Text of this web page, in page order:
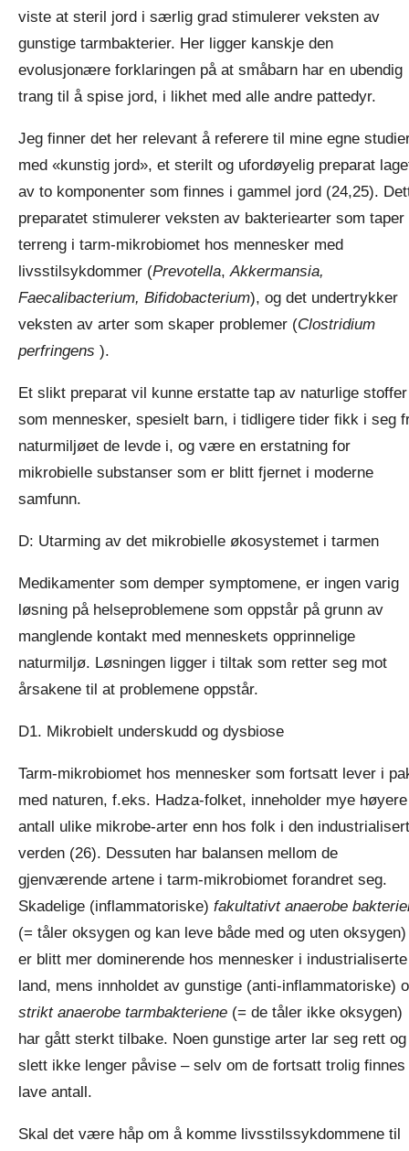
viste at steril jord i særlig grad stimulerer veksten av
gunstige tarmbakterier. Her ligger kanskje den
evolusjonære forklaringen på at småbarn har en ubendig
trang til å spise jord, i likhet med alle andre pattedyr.
Jeg finner det her relevant å referere til mine egne
med «kunstig jord», et sterilt og ufordøyelig preparat
av to komponenter som finnes i gammel jord (24,25).
preparatet stimulerer veksten av bakteriearter som taper
terreng i tarm-mikrobiomet hos mennesker med
livsstilsykdommer (Prevotella,Akkermansia,
Faecalibacterium, Bifidobacterium), og det undertrykker
veksten av arter som skaper problemer (Clostridium
perfringens ).
Et slikt preparat vil kunne erstatte tap av naturlige stoffer
som mennesker, spesielt barn, i tidligere tider fikk i seg
naturmiljøet de levde i, og være en erstatning for
mikrobielle substanser som er blitt fjernet i moderne
samfunn.
D: Utarming av det mikrobielle økosystemet i tarmen
Medikamenter som demper symptomene, er ingen varig
løsning på helseproblemene som oppstår på grunn av
manglende kontakt med menneskets opprinnelige
naturmiljø. Løsningen ligger i tiltak som retter seg mot
årsakene til at problemene oppstår.
D1. Mikrobielt underskudd og dysbiose
Tarm-mikrobiomet hos mennesker som fortsatt lever i
med naturen, f.eks. Hadza-folket, inneholder mye høyere
antall ulike mikrobe-arter enn hos folk i den
verden (26). Dessuten har balansen mellom de
gjenværende artene i tarm-mikrobiomet forandret seg.
Skadelige (inflammatoriske) fakultativt anaerobe
(= tåler oksygen og kan leve både med og uten oksygen)
er blitt mer dominerende hos mennesker i industrialiserte
land, mens innholdet av gunstige (anti-inflammatoriske)
strikt anaerobe tarmbakteriene (= de tåler ikke oksygen)
har gått sterkt tilbake. Noen gunstige arter lar seg rett og
slett ikke lenger påvise – selv om de fortsatt trolig finnes
lave antall.
Skal det være håp om å komme livsstilssykdommene til